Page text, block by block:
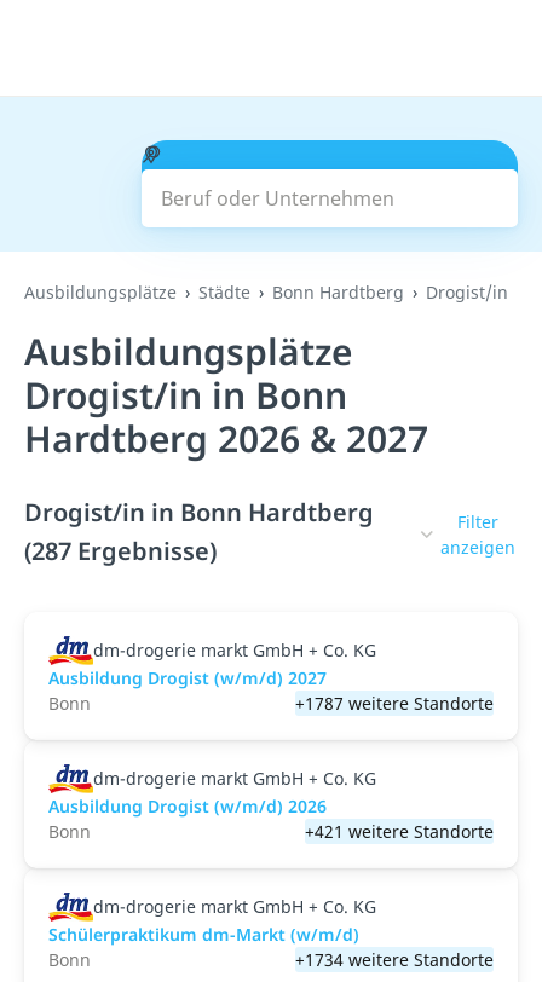
Beruf oder Unternehmen
Suchen
Ausbildungsplätze Städte Bonn Hardtberg Drogist/in
Ausbildungsplätze
Drogist/in in Bonn
Hardtberg 2026 & 2027
Drogist/in in Bonn Hardtberg
(287 Ergebnisse)
Filter
anzeigen
dm-drogerie markt GmbH + Co. KG
Ausbildung Drogist (w/m/d) 2027
Bonn
+1787 weitere Standorte
dm-drogerie markt GmbH + Co. KG
Ausbildung Drogist (w/m/d) 2026
Bonn
+421 weitere Standorte
dm-drogerie markt GmbH + Co. KG
Schülerpraktikum dm-Markt (w/m/d)
Bonn
+1734 weitere Standorte